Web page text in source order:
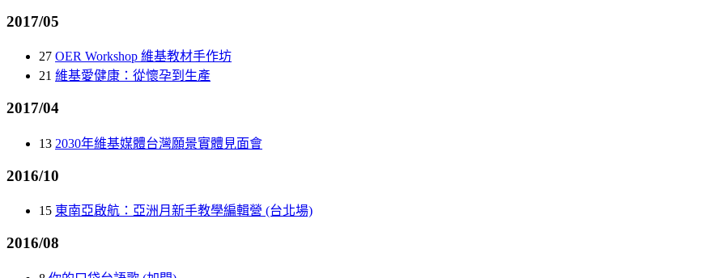
2017/05
27 OER Workshop 維基教材手作坊
21 維基愛健康：從懷孕到生產
2017/04
13 2030年維基媒體台灣願景實體見面會
2016/10
15 東南亞啟航：亞洲月新手教學編輯營 (台北場)
2016/08